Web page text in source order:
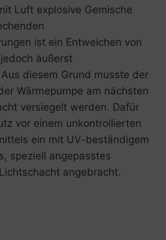
Luft explosive Gemische
ist ein Entweichen von
äußerst
diesem Grund musste der
Wärmepumpe am nächsten
versiegelt werden. Dafür
vor einem unkontrollierten
ein mit UV-beständigem
speziell angepasstes
angebracht.